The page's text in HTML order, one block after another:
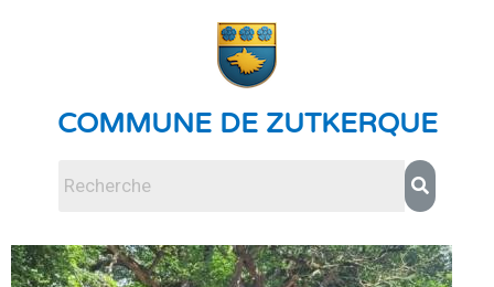
COMMUNE DE ZUTKERQUE